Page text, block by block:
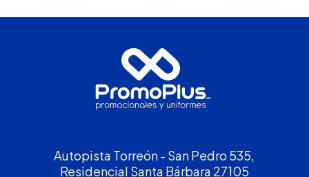
Autopista Torreón - San Pedro 535,
Residencial Santa Bárbara 27105